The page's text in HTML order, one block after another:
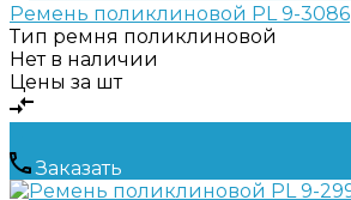
Ремень поликлиновой PL 9-3086
Тип ремня поликлиновой
Нет в наличии
Цены за шт
Заказать